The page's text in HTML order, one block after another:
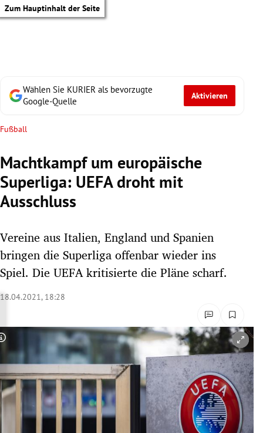
Zum Hauptinhalt der Seite
Untermenü
Untermenü
Untermenü
Untermenü
Untermenü
Wählen Sie KURIER als bevorzugte
Google-Quelle
Aktivieren
Fußball
Machtkampf um europäische
Superliga: UEFA droht mit
Ausschluss
Vereine aus Italien, England und Spanien
bringen die Superliga offenbar wieder ins
Spiel. Die UEFA kritisierte die Pläne scharf.
18.04.2021, 18:28
Copyright-Hinweis öffnen/schließen